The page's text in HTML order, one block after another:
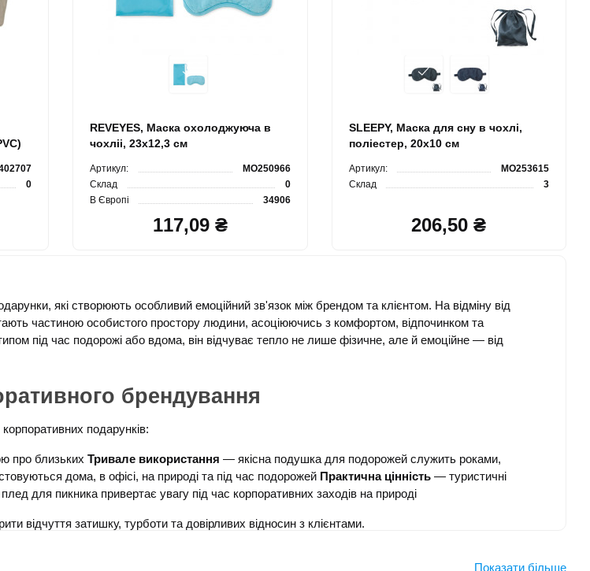
0
REVEYES, Маска охолоджуюча в
чохліі, 23x12,3 cм
Артикул:
MO250966
Склад
0
В Європі
34906
117,09 ₴
SLEEPY, Маска для сну в чохлі,
поліестер, 20x10 cм
Артикул:
MO253615
Склад
3
206,50 ₴
які створюють особливий емоційний зв'язок між брендом та клієнтом. На відміну від
частиною особистого простору людини, асоціюючись з комфортом, відпочинком та
під час подорожі або вдома, він відчуває тепло не лише фізичне, але й емоційне — від
брендування
подарунків:
про близьких Тривале використання — якісна подушка для подорожей служить роками,
дома, в офісі, на природі та під час подорожей Практична цінність — туристичні
для пикника привертає увагу під час корпоративних заходів на природі
відчуття затишку, турботи та довірливих відносин з клієнтами.
Показати більше